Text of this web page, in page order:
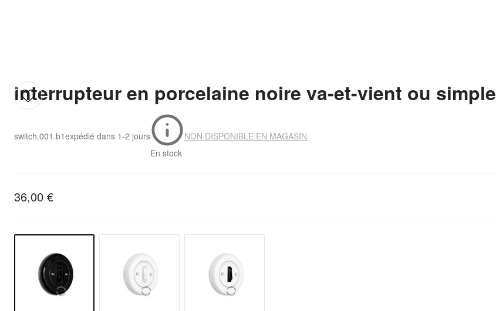
interrupteur en porcelaine noire va-et-vient ou simple
switch.001.b1expédié dans 1-2 jours
En stock
NON DISPONIBLE EN MAGASIN
36,00 €